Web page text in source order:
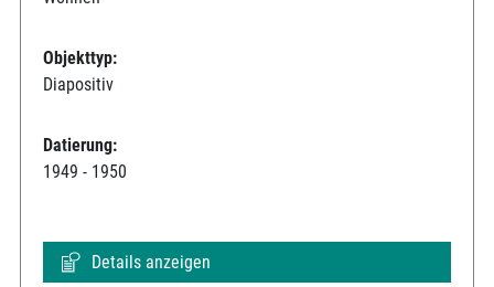
Objekttyp:
Diapositiv
Datierung:
1949 - 1950
Details anzeigen